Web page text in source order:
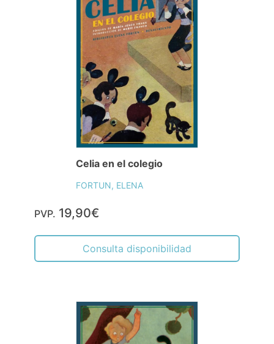
Celia en el colegio
FORTUN, ELENA
PVP. 19,90€
Consulta disponibilidad